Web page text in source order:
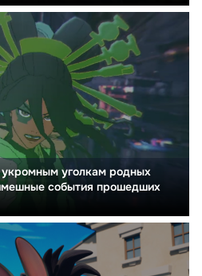
уголкам родных
события прошедших